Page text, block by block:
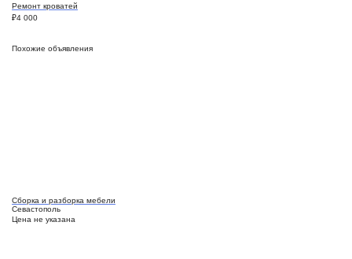
Ремонт кроватей
₽4 000
Похожие объявления
Сборка и разборка мебели
Севастополь
Цена не указана